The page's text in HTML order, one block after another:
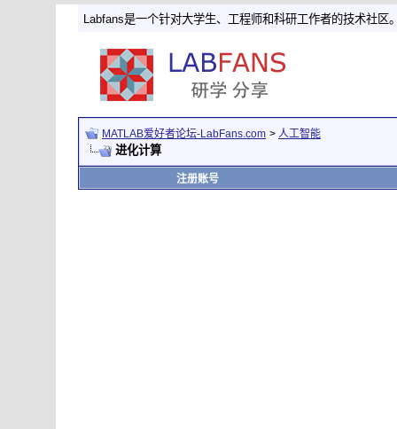
Labfans是一个针对大学生、工程师和科研工作者的技术社区
MATLAB爱好者论坛-LabFans.com > 人工智能
进化计算
注册账号